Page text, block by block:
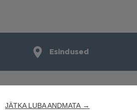
Esindused
JÄTKA LUBA ANDMATA →